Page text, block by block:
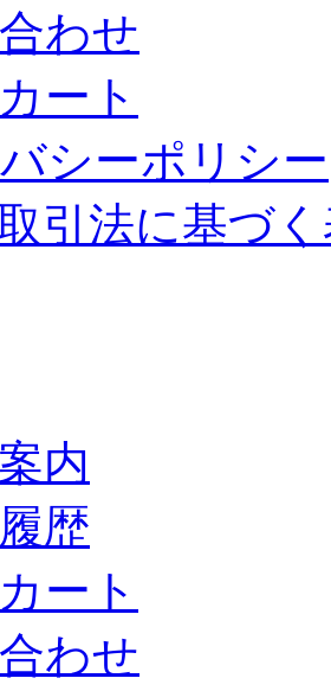
わせ
ート
シーポリシー
引法に基づ
内
歴
ート
わせ